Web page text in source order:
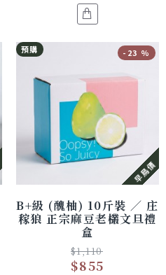
預購
早鳥價
-23 %
B+級 (醜柚) 10斤裝 ／ 庄
稼狼 正宗麻豆老欉文旦禮
盒
$855
$1,110